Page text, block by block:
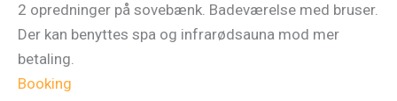
2 opredninger på sovebænk. Badeværelse med bruser.
Der kan benyttes spa og infrarødsauna mod mer
betaling.
Booking